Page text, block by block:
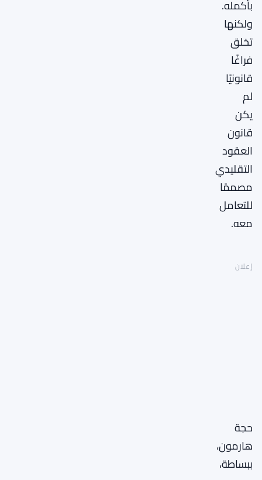
بأكمله.
ولكنها
تخلق
فراغًا
قانونيًا
لم
يكن
قانون
العقود
التقليدي
مصممًا
للتعامل
معه.
إعلان
حجة
هارمون،
ببساطة،